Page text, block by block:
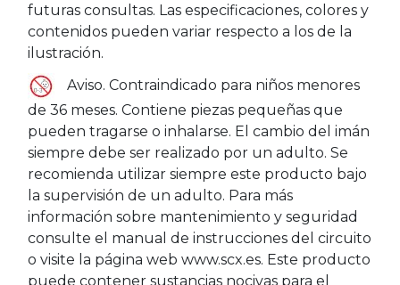
futuras consultas. Las especificaciones, colores y
contenidos pueden variar respecto a los de la
ilustración.
Aviso. Contraindicado para niños menores
de 36 meses. Contiene piezas pequeñas que
pueden tragarse o inhalarse. El cambio del imán
siempre debe ser realizado por un adulto. Se
recomienda utilizar siempre este producto bajo
la supervisión de un adulto. Para más
información sobre mantenimiento y seguridad
consulte el manual de instrucciones del circuito
o visite la página web www.scx.es. Este producto
puede contener sustancias nocivas para el